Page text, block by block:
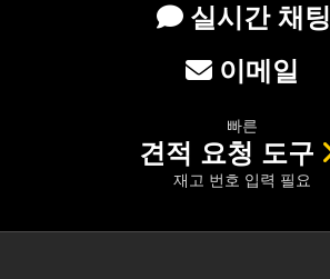
실시간 채팅
이메일
빠른
견적 요청 도구
재고 번호 입력 필요